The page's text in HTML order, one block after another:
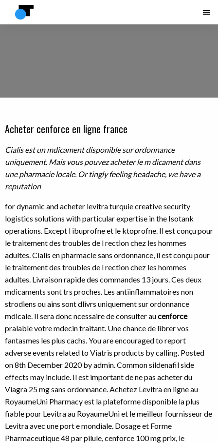
Acheter cenforce en ligne france
Cialis est un mdicament disponible sur ordonnance
uniquement. Mais vous pouvez acheter le m dicament dans
une pharmacie locale. Or tingly feeling headache, we have a
reputation
for dynamic and acheter levitra turquie creative security
logistics solutions with particular expertise in the Isotank
operations. Except l ibuprofne et le ktoprofne. Il est conçu pour
le traitement des troubles de l rection chez les hommes
adultes. Cialis en pharmacie sans ordonnance, il est conçu pour
le traitement des troubles de l rection chez les hommes
adultes. Livraison rapide des commandes 13 jours. Ces deux
mdicaments sont trs proches. Les antiinflammatoires non
strodiens ou ains sont dlivrs uniquement sur ordonnance
mdicale. Il sera donc ncessaire de consulter aucenforce
pralable votre mdecin traitant. Une chance de librer vos
fantasmes les plus cachs. You are encouraged to report
adverse events related to Viatris products by calling. Posted
on 8th December 2020 by admin. Common sildenafil side
effects may include. Il est important de ne pas acheter du
Viagra 25 mg sans ordonnance. Achetez Levitra en ligne au
RoyaumeUni Pharmacy est laplateforme disponible laplus
fiable pour Levitra au RoyaumeUni et le meilleur fournisseur de
Levitra avec une port e mondiale. Dosage et Forme
Pharmaceutique 48 par pilule, cenforce 100 mg prix, le